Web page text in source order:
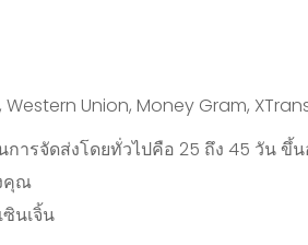
Western Union, Money Gram,
การจัดส่งโดยทั่วไปคือ 25 ถึง 45 วัน ขึ้
คุณ
ซินเจิ้น